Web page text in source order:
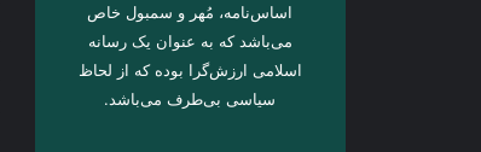
اساس‌نامه، مُهر و سمبول خاص
می‌باشد که به عنوان یک رسانه
اسلامی ارزش‌گرا بوده که از لحاظ
سیاسی بی‌طرف می‌باشد.